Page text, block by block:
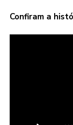
Confiram a